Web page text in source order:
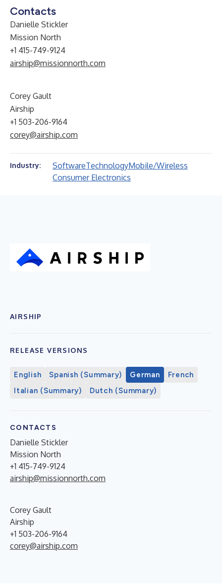
Contacts
Danielle Stickler
Mission North
+1 415-749-9124
airship@missionnorth.com
Corey Gault
Airship
+1 503-206-9164
corey@airship.com
Industry: SoftwareTechnologyMobile/Wireless
Consumer Electronics
AIRSHIP
RELEASE VERSIONS
English Spanish (Summary) German
French
Italian (Summary)
Dutch (Summary)
CONTACTS
Danielle Stickler
Mission North
+1 415-749-9124
airship@missionnorth.com
Corey Gault
Airship
+1 503-206-9164
corey@airship.com